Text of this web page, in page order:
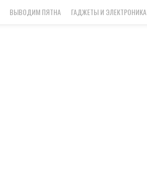
ВЫВОДИМ ПЯТНА ГАДЖЕТЫ И ЭЛЕКТРОНИКА